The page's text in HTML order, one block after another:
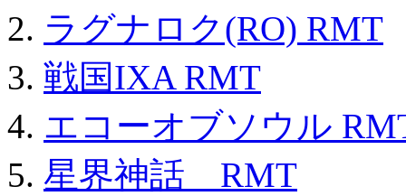
ラグナロク(RO) RMT
戦国IXA RMT
エコーオブソウル
星界神話 RMT